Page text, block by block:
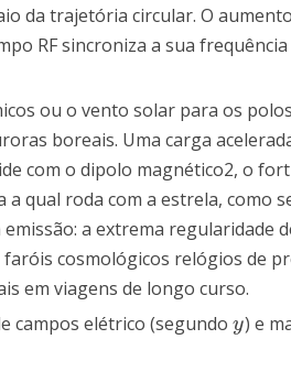
da trajetória circular. O
RF sincroniza a sua frequência
ou o vento solar para os
boreais. Uma carga
com o dipolo magnético2, o
qual roda com a estrela, como
a extrema regularidade
cosmológicos relógios de
em viagens de longo curso.
campos elétrico (segundo y
y) e